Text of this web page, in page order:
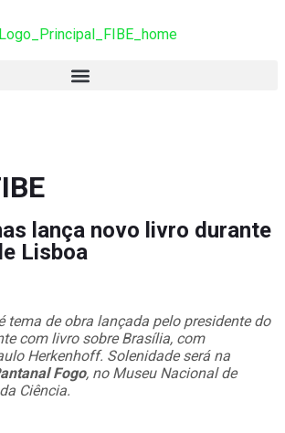
lança novo livro durante
Lisboa
tema de obra lançada pelo presidente do
com livro sobre Brasília, com
Herkenhoff. Solenidade será na
Fogo, no Museu Nacional de
Ciência.